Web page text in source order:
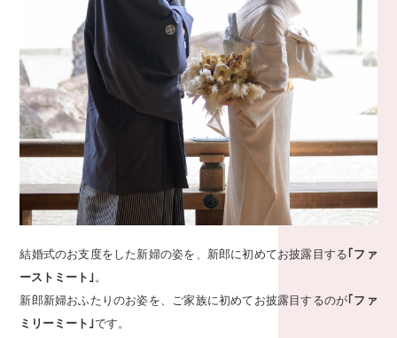
結婚式のお支度をした新婦の姿を、新郎に初めてお披露目する ｢ファ
ーストミート｣ 。
新郎新婦おふたりのお姿を、ご家族に初めてお披露目するのが ｢ファ
ミリーミート｣です。